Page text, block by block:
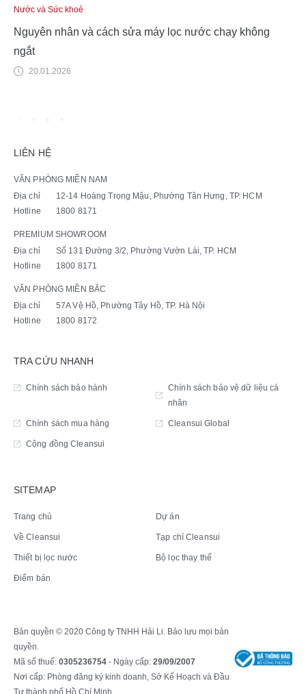
Nước và Sức khoẻ
Nguyên nhân và cách sửa máy lọc nước chạy không
ngắt
20.01.2026
LIÊN HỆ
VĂN PHÒNG MIỀN NAM
Địa chỉ
12-14 Hoàng Trọng Mậu, Phường Tân Hưng, TP. HCM
Hotline
1800 8171
PREMIUM SHOWROOM
Địa chỉ
Số 131 Đường 3/2, Phường Vườn Lài, TP. HCM
Hotline
1800 8171
VĂN PHÒNG MIỀN BẮC
Địa chỉ
57A Vệ Hồ, Phường Tây Hồ, TP. Hà Nội
Hotline
1800 8172
TRA CỨU NHANH
Chính sách bảo hành
Chính sách bảo vệ dữ liệu cá
nhân
Chính sách mua hàng Cleansui Global
Cộng đồng Cleansui
SITEMAP
Trang chủ Dự án
Về Cleansui Tạp chí Cleansui
Thiết bị lọc nước Bộ lọc thay thế
Điểm bán
Bản quyền © 2020 Công ty TNHH Hải Li. Bảo lưu mọi bản
quyền.
Mã số thuế: 0305236754 - Ngày cấp: 29/09/2007
Nơi cấp: Phòng đăng ký kinh doanh, Sở Kế Hoạch và Đầu
Tư thành phố Hồ Chí Minh